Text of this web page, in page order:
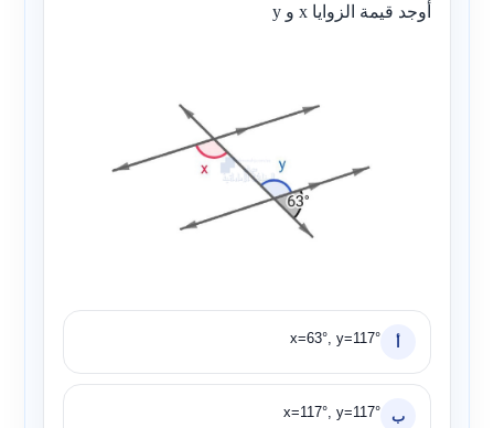
أوجد قيمة الزوايا x و y
x=63°, y=117°
ب x=117°, y=117°